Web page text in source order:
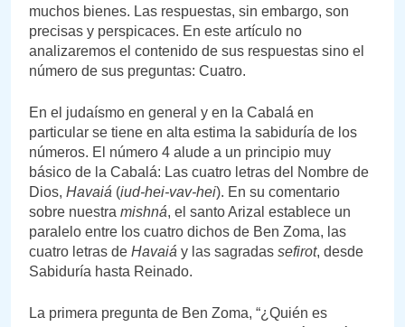
muchos bienes. Las respuestas, sin embargo, son
precisas y perspicaces. En este artículo no
analizaremos el contenido de sus respuestas sino el
número de sus preguntas: Cuatro.
En el judaísmo en general y en la Cabalá en
particular se tiene en alta estima la sabiduría de los
números. El número 4 alude a un principio muy
básico de la Cabalá: Las cuatro letras del Nombre de
Dios, Havaiá (iud-hei-vav-hei). En su comentario
sobre nuestra mishná, el santo Arizal establece un
paralelo entre los cuatro dichos de Ben Zoma, las
cuatro letras de Havaiá y las sagradas sefirot, desde
Sabiduría hasta Reinado.
La primera pregunta de Ben Zoma, “¿Quién es